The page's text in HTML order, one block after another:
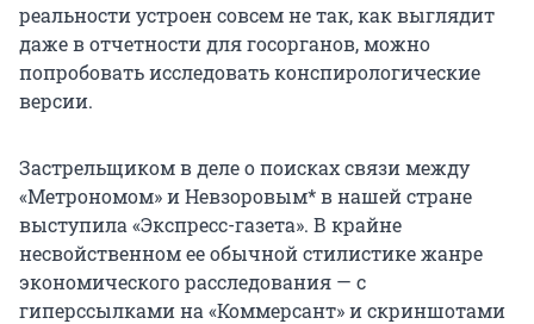
реальности устроен совсем не так, как выглядит
даже в отчетности для госорганов, можно
попробовать исследовать конспирологические
версии.
Застрельщиком в деле о поисках связи между
«Метрономом» и Невзоровым* в нашей стране
выступила «Экспресс-газета». В крайне
несвойственном ее обычной стилистике жанре
экономического расследования — с
гиперссылками на «Коммерсант» и скриншотами